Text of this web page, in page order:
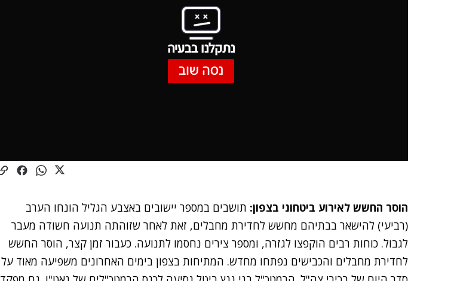
נתקלנו בבעיה
נסה שוב
הוסר החשש לאירוע ביטחוני בצפון: תושבים במספר יישובים באצבע הגליל הונחו הערב
(רביעי) להישאר בבתיהם מחשש לחדירת מחבלים, זאת לאחר שזוהתה תנועה חשודה מעבר
לגבול. כוחות רבים הוקפצו לגזרה, ומספר צירים נחסמו לתנועה. כעבור זמן קצר, הוסר החשש
לחדירת מחבלים והכבישים נפתחו מחדש. המתיחות בצפון בימים האחרונים משפיעה מאוד על